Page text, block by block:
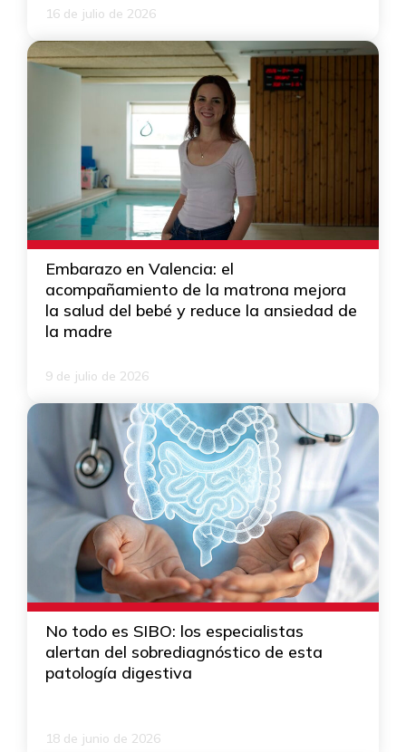
16 de julio de 2026
Embarazo en Valencia: el
acompañamiento de la matrona mejora
la salud del bebé y reduce la ansiedad de
la madre
9 de julio de 2026
No todo es SIBO: los especialistas
alertan del sobrediagnóstico de esta
patología digestiva
18 de junio de 2026